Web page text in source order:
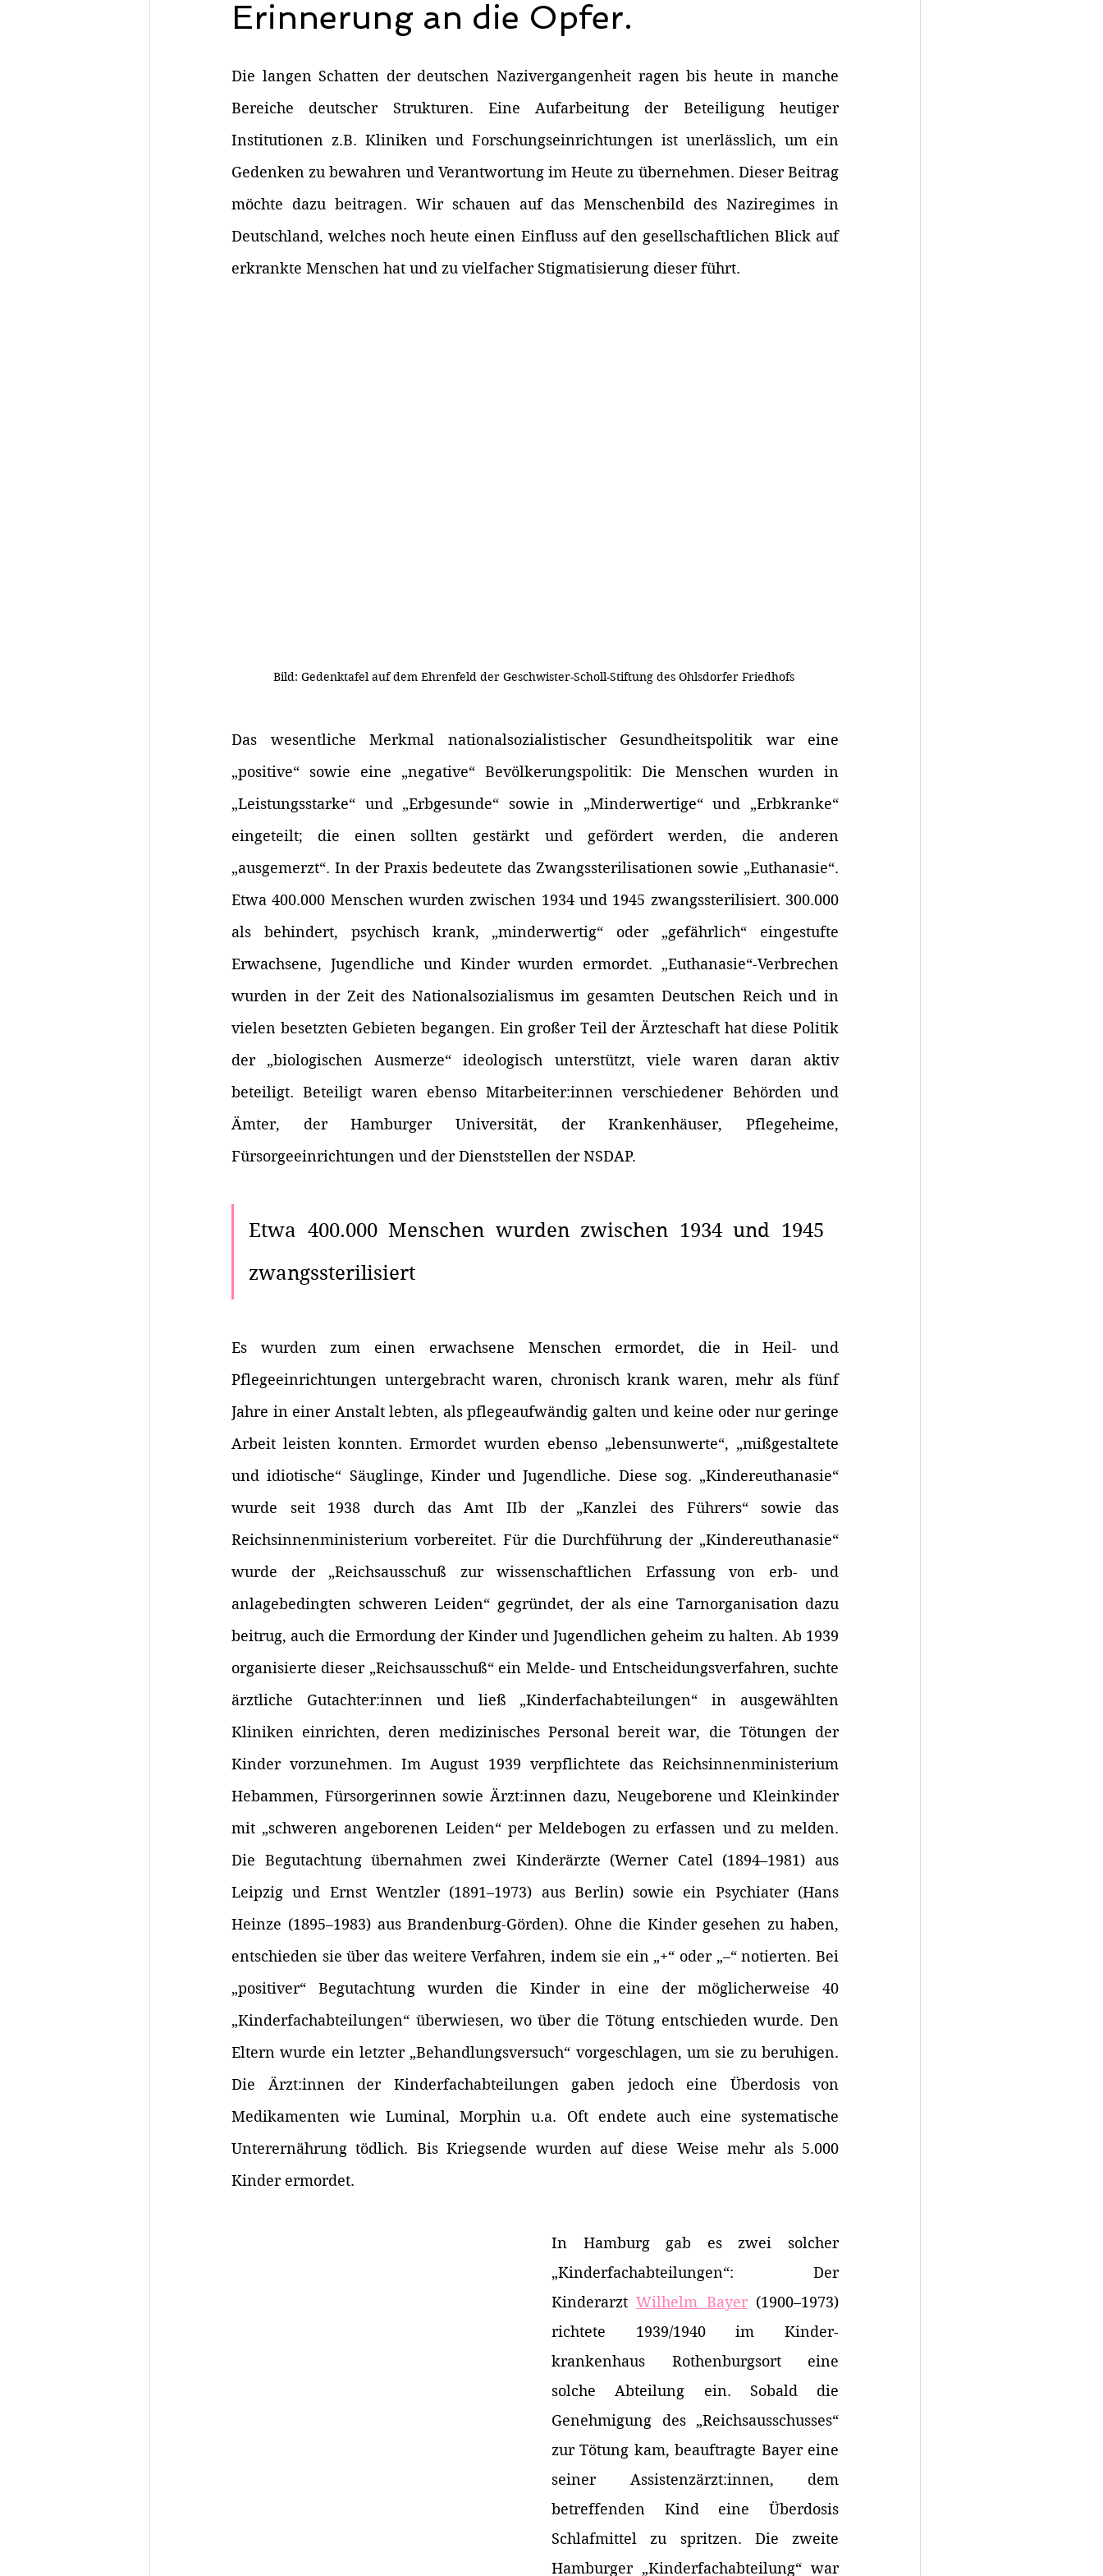
Erinnerung an die Opfer.
Die langen Schatten der deutschen Nazivergangenheit ragen bis heute in manche
Bereiche deutscher Strukturen. Eine Aufarbeitung der Beteiligung heutiger
Institutionen z.B. Kliniken und Forschungseinrichtungen ist unerlässlich, um ein
Gedenken zu bewahren und Verantwortung im Heute zu übernehmen. Dieser Beitrag
möchte dazu beitragen. Wir schauen auf das Menschenbild des Naziregimes in
Deutschland, welches noch heute einen Einfluss auf den gesellschaftlichen Blick auf
erkrankte Menschen hat und zu vielfacher Stigmatisierung dieser führt.
Bild: Gedenktafel auf dem Ehrenfeld der Geschwister-Scholl-Stiftung des Ohlsdorfer Friedhofs
Das wesentliche Merkmal nationalsozialistischer Gesundheitspolitik war eine
„positive“ sowie eine „negative“ Bevölkerungspolitik: Die Menschen wurden in
„Leistungsstarke“ und „Erbgesunde“ sowie in „Minderwertige“ und „Erbkranke“
eingeteilt; die einen sollten gestärkt und gefördert werden, die anderen
„ausgemerzt“. In der Praxis bedeutete das Zwangssterilisationen sowie „Euthanasie“.
Etwa 400.000 Menschen wurden zwischen 1934 und 1945 zwangssterilisiert. 300.000
als behindert, psychisch krank, „minderwertig“ oder „gefährlich“ eingestufte
Erwachsene, Jugendliche und Kinder wurden ermordet. „Euthanasie“-Verbrechen
wurden in der Zeit des Nationalsozialismus im gesamten Deutschen Reich und in
vielen besetzten Gebieten begangen. Ein großer Teil der Ärzteschaft hat diese Politik
der „biologischen Ausmerze“ ideologisch unterstützt, viele waren daran aktiv
beteiligt. Beteiligt waren ebenso Mitarbeiter:innen verschiedener Behörden und
Ämter, der Hamburger Universität, der Krankenhäuser, Pflegeheime,
Fürsorgeeinrichtungen und der Dienststellen der NSDAP.
Etwa 400.000 Menschen wurden zwischen 1934 und 1945
zwangssterilisiert
Es wurden zum einen erwachsene Menschen ermordet, die in Heil- und
Pflegeeinrichtungen untergebracht waren, chronisch krank waren, mehr als fünf
Jahre in einer Anstalt lebten, als pflegeaufwändig galten und keine oder nur geringe
Arbeit leisten konnten. Ermordet wurden ebenso „lebensunwerte“, „mißgestaltete
und idiotische“ Säuglinge, Kinder und Jugendliche. Diese sog. „Kindereuthanasie“
wurde seit 1938 durch das Amt IIb der „Kanzlei des Führers“ sowie das
Reichsinnenministerium vorbereitet. Für die Durchführung der „Kindereuthanasie“
wurde der „Reichsausschuß zur wissenschaftlichen Erfassung von erb- und
anlagebedingten schweren Leiden“ gegründet, der als eine Tarnorganisation dazu
beitrug, auch die Ermordung der Kinder und Jugendlichen geheim zu halten. Ab 1939
organisierte dieser „Reichsausschuß“ ein Melde- und Entscheidungsverfahren, suchte
ärztliche Gutachter:innen und ließ „Kinderfachabteilungen“ in ausgewählten
Kliniken einrichten, deren medizinisches Personal bereit war, die Tötungen der
Kinder vorzunehmen. Im August 1939 verpflichtete das Reichsinnenministerium
Hebammen, Fürsorgerinnen sowie Ärzt:innen dazu, Neugeborene und Kleinkinder
mit „schweren angeborenen Leiden“ per Meldebogen zu erfassen und zu melden.
Die Begutachtung übernahmen zwei Kinderärzte (Werner Catel (1894–1981) aus
Leipzig und Ernst Wentzler (1891–1973) aus Berlin) sowie ein Psychiater (Hans
Heinze (1895–1983) aus Brandenburg-Görden). Ohne die Kinder gesehen zu haben,
entschieden sie über das weitere Verfahren, indem sie ein „+“ oder „–“ notierten. Bei
„positiver“ Begutachtung wurden die Kinder in eine der möglicherweise 40
„Kinderfachabteilungen“ überwiesen, wo über die Tötung entschieden wurde. Den
Eltern wurde ein letzter „Behandlungsversuch“ vorgeschlagen, um sie zu beruhigen.
Die Ärzt:innen der Kinderfachabteilungen gaben jedoch eine Überdosis von
Medikamenten wie Luminal, Morphin u.a. Oft endete auch eine systematische
Unterernährung tödlich. Bis Kriegsende wurden auf diese Weise mehr als 5.000
Kinder ermordet.
In Hamburg gab es zwei solcher
„Kinderfachabteilungen“: Der
Kinderarzt Wilhelm Bayer (1900–1973)
richtete 1939/1940 im Kinder-
krankenhaus Rothenburgsort eine
solche Abteilung ein. Sobald die
Genehmigung des „Reichsausschusses“
zur Tötung kam, beauftragte Bayer eine
seiner Assistenzärzt:innen, dem
betreffenden Kind eine Überdosis
Schlafmittel zu spritzen. Die zweite
Hamburger „Kinderfachabteilung“ war